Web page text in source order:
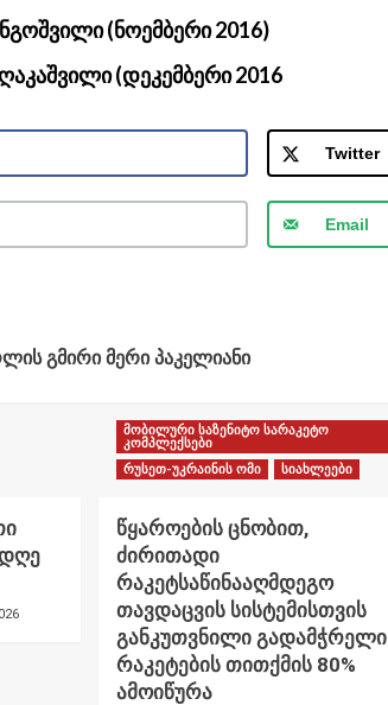
(ნოემბერი 2016)
(დეკემბერი 2016
Twitter
Email
გმირი მერი პაკელიანი
მობილური საზენიტო სარაკეტო
კომპლექსები
რუსეთ-უკრაინის ომი
სიახლეები
წყაროების ცნობით,
ძირითადი
რაკეტსაწინააღმდეგო
თავდაცვის სისტემისთვის
განკუთვნილი გადამჭრელი
რაკეტების თითქმის 80%
ამოიწურა